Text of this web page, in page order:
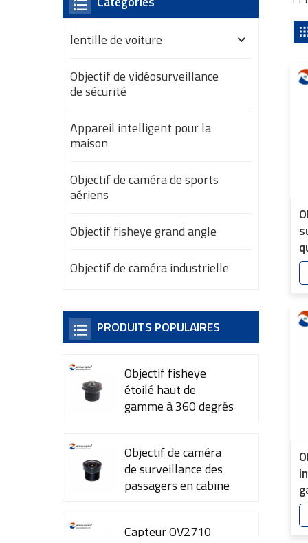
lentille de voiture
Objectif de vidéosurveillance
de sécurité
Appareil intelligent pour la
maison
Objectif de caméra de sports
aériens
Objectif fisheye grand angle
Objectif de caméra industrielle
PRODUITS POPULAIRES
Objectif fisheye
étoilé haut de
gamme à 360 degrés
Objectif de caméra
de surveillance des
passagers en cabine
Capteur OV2710